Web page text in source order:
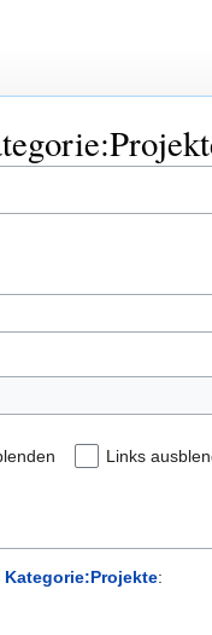
Links
Kategorie:Projekte: